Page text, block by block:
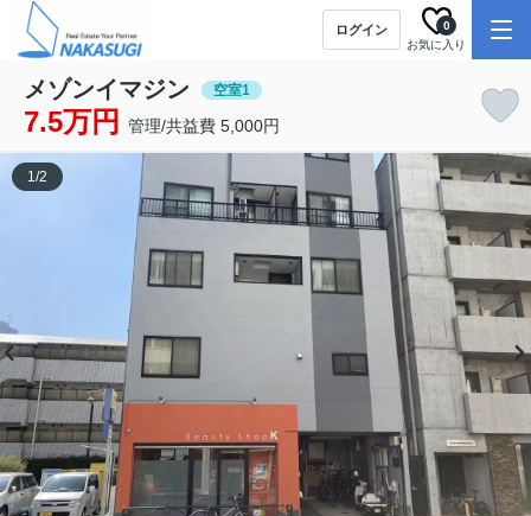
ログイン
お気に入り
0
メゾンイマジン 空室1
7.5万円 管理/共益費 5,000円
1/2